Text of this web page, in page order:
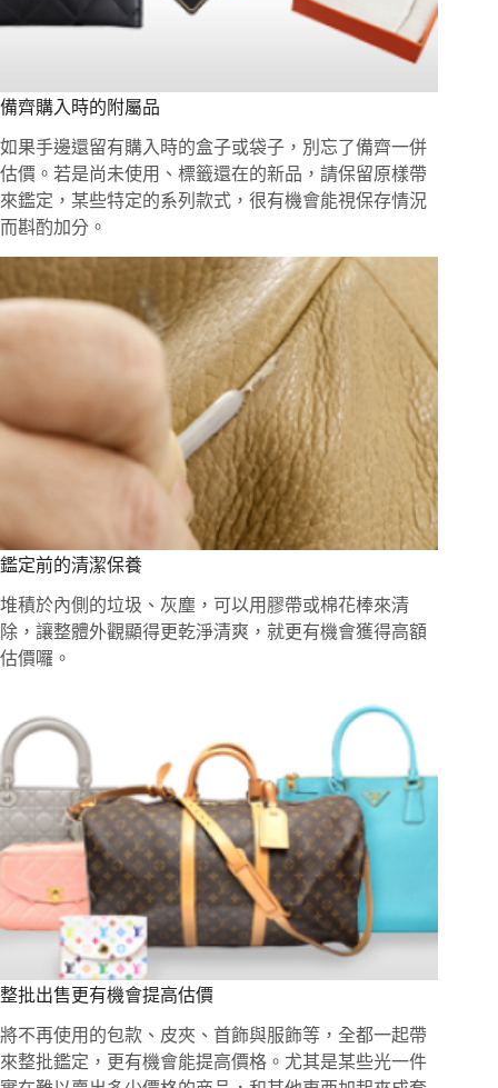
備齊購入時的附屬品
如果手邊還留有購入時的盒子或袋子，別忘了備齊一併
估價。若是尚未使用、標籤還在的新品，請保留原樣帶
來鑑定，某些特定的系列款式，很有機會能視保存情況
而斟酌加分。
鑑定前的清潔保養
堆積於內側的垃圾、灰塵，可以用膠帶或棉花棒來清
除，讓整體外觀顯得更乾淨清爽，就更有機會獲得高額
估價囉。
整批出售更有機會提高估價
將不再使用的包款、皮夾、首飾與服飾等，全都一起帶
來整批鑑定，更有機會能提高價格。尤其是某些光一件